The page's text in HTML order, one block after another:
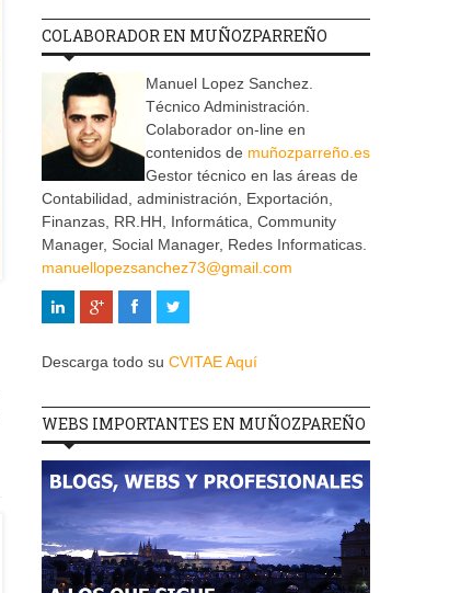
COLABORADOR EN MUÑOZPARREÑO
Manuel Lopez Sanchez.
Técnico Administración.
Colaborador on-line en
contenidos de muñozparreño.es
Gestor técnico en las áreas de
Contabilidad, administración, Exportación,
Finanzas, RR.HH, Informática, Community
Manager, Social Manager, Redes Informaticas.
manuellopezsanchez73@gmail.com
Descarga todo su CVITAE Aquí
WEBS IMPORTANTES EN MUÑOZPAREÑO